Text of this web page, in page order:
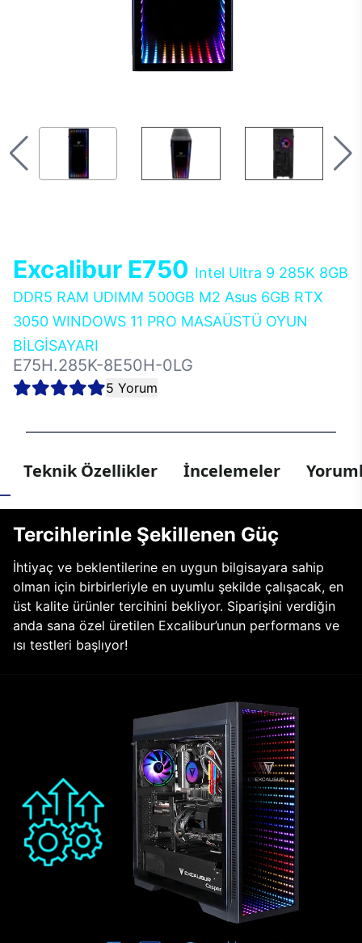
Excalibur E750 Intel Ultra 9 285K 8GB
DDR5 RAM UDIMM 500GB M2 Asus 6GB RTX
3050 WINDOWS 11 PRO MASAÜSTÜ OYUN
BİLGİSAYARI
E75H.285K-8E50H-0LG
5 Yorum
Teknik Özellikler İncelemeler
Tercihlerinle Şekillenen Güç
İhtiyaç ve beklentilerine en uygun bilgisayara sahip
olman için birbirleriyle en uyumlu şekilde çalışacak, en
üst kalite ürünler tercihini bekliyor. Siparişini verdiğin
anda sana özel üretilen Excalibur’unun performans ve
ısı testleri başlıyor!